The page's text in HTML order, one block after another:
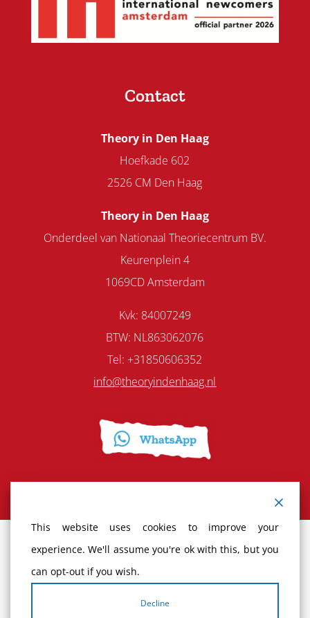
Contact
Theory in Den Haag
Hoefkade 602
2526 CM Den Haag
Theory in Den Haag
Onderdeel van Nationaal Theoriecentrum BV.
Keurenplein 4
1069CD Amsterdam
Kvk: 84007249
BTW: NL863062076
Tel: +31850606352
info@theoryindenhaag.nl
Terms and Conditions
This website uses cookies to improve your
experience. We'll assume you're ok with this, but you
can opt-out if you wish.
Decline